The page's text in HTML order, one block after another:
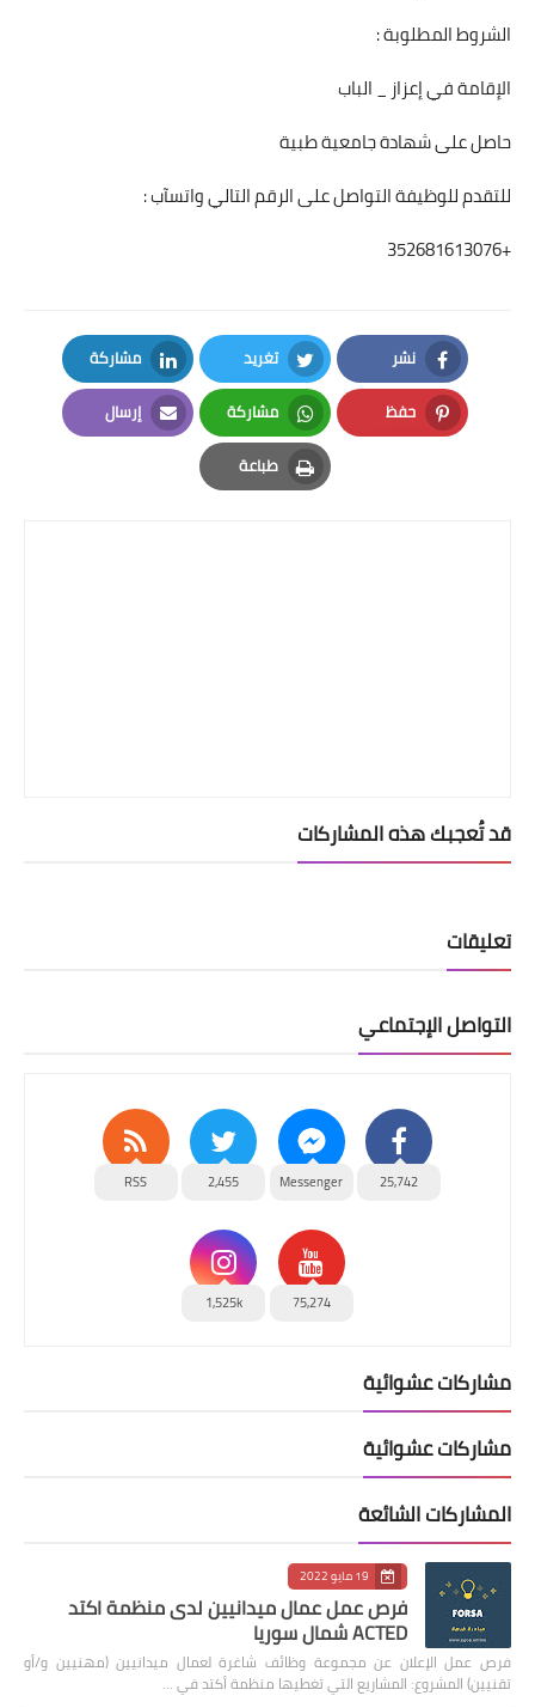
الشروط المطلوبة :
الإقامة في إعزاز _ الباب
حاصل على شهادة جامعية طبية
للتقدم للوظيفة التواصل على الرقم التالي واتسآب :
+352681613076
نشر
Facebook
تغريد
Twitter
مشاركة
LinkedIn
حفظ
Pinterest
مشاركة
Whatsapp
إرسال
Email
طباعة
Print
قد تُعجبك هذه المشاركات
تعليقات
التواصل الإجتماعي
25,742
Messenger
2,455
RSS
75,274
1,525k
مشاركات عشوائية
مشاركات عشوائية
المشاركات الشائعة
19 مايو 2022
فرص عمل عمال ميدانيين لدى منظمة اكتد
ACTED شمال سوريا
فرص عمل الإعلان عن مجموعة وظائف شاغرة لعمال ميدانيين (مهنيين و/أو
تقنيين) المشروع: المشاريع التي تغطيها منظمة أكتد في …